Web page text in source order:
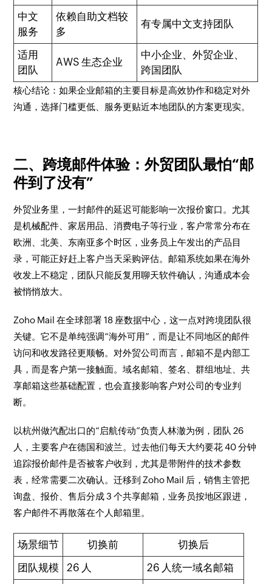
中文
服务
依赖自助文档较
多
有专属中文支持团队
适用
团队
AWS 生态企业
中小企业、外贸企业、
跨国团队
核心结论：如果企业邮箱的主要目标是高效协作和稳定对外
沟通，选择门槛更低、服务更贴近本地团队的方案更现实。
二、跨境邮件体验：外贸团队最怕“邮
件到了没有”
外贸业务里，一封邮件的延迟可能影响一次报价窗口。尤其
是机械配件、家居用品、消费电子等行业，客户常常分布在
欧洲、北美、东南亚多个时区，业务员上午发出的产品目
录，可能正好赶上客户当天采购评估。邮箱系统如果在海外
收发上不稳定，团队只能反复用聊天软件确认，沟通成本会
被悄悄放大。
Zoho Mail 在全球部署 18 座数据中心，这一点对跨境团队很
关键。它不是单纯强调“海外可用”，而是让不同地区的邮件
访问和收发路径更顺畅。对外贸公司而言，邮箱不是内部工
具，而是客户第一接触面。域名邮箱、签名、群组地址、共
享邮箱这些基础配置，也会直接影响客户对公司的专业判
断。
以杭州做汽配出口的“启航传动”负责人林澈为例，团队 26
人，主要客户在德国和波兰。过去他们每天大约要花 40 分钟
追踪报价邮件是否被客户收到，尤其是带附件的技术参数
表，经常需要二次确认。迁移到 Zoho Mail 后，销售主管把
询盘、报价、售后分成 3 个共享邮箱，业务员按地区跟进，
客户邮件不再散落在个人邮箱里。
场景细节 切换前
切换后
团队规模
26 人
26 人统一域名邮箱